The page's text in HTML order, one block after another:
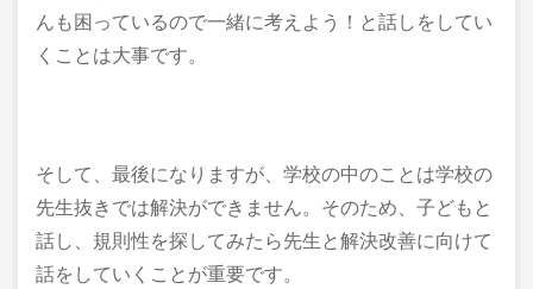
んも困っているので一緒に考えよう！と話しをしてい
くことは大事です。
そして、最後になりますが、学校の中のことは学校の
先生抜きでは解決ができません。そのため、子どもと
話し、規則性を探してみたら先生と解決改善に向けて
話をしていくことが重要です。